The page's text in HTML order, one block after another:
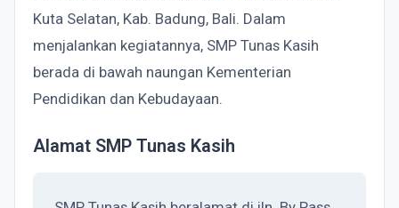
Kuta Selatan, Kab. Badung, Bali. Dalam
menjalankan kegiatannya, SMP Tunas Kasih
berada di bawah naungan Kementerian
Pendidikan dan Kebudayaan.
Alamat SMP Tunas Kasih